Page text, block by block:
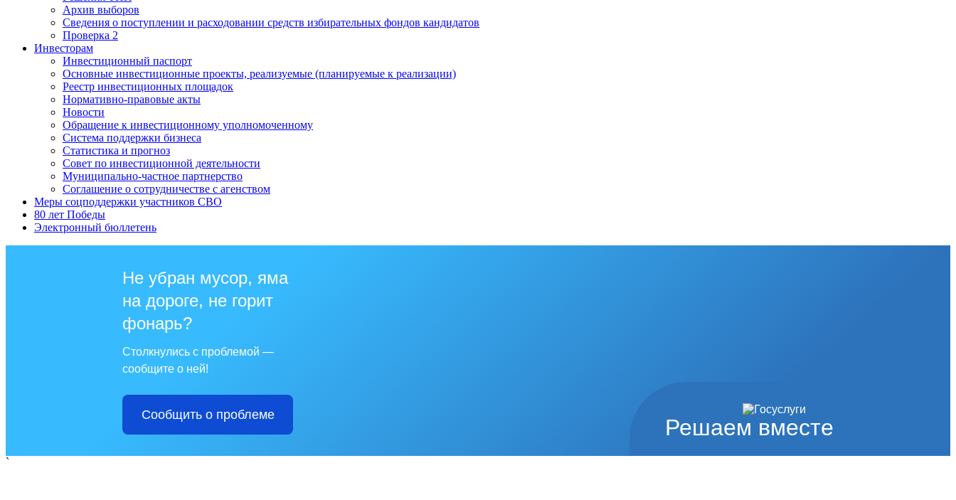
Архив выборов
Сведения о поступлении и расходовании средств избирательных фондов кандидатов
Проверка 2
Инвесторам
Инвестиционный паспорт
Основные инвестиционные проекты, реализуемые (планируемые к реализации)
Реестр инвестиционных площадок
Нормативно-правовые акты
Новости
Обращение к инвестиционному уполномоченному
Система поддержки бизнеса
Статистика и прогноз
Совет по инвестиционной деятельности
Муниципально-частное партнерство
Соглашение о сотрудничестве с агенством
Меры соцподдержки участников СВО
80 лет Победы
Электронный бюллетень
Решаем вместе
Не убран мусор, яма
на дороге, не горит
фонарь?
Столкнулись с проблемой —
сообщите о ней!
Сообщить о проблеме
`